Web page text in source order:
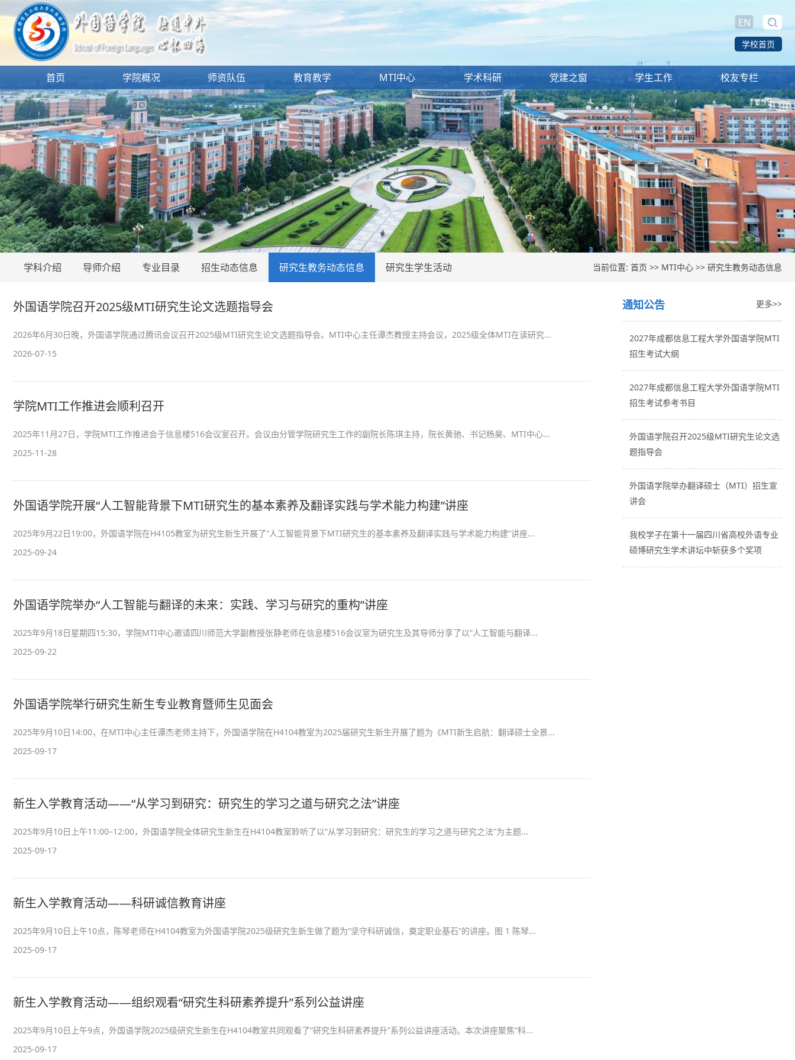
EN
学校首页
首页 学院概况 师资队伍 教育教学 MTI中心 学术科研 党建之窗 学生工作 校友专栏
学科介绍 导师介绍 专业目录 招生动态信息 研究生教务动态信息 研究生学生活动 当前位置: 首页 >> MTI中心 >> 研究生教务动态信息
外国语学院召开2025级MTI研究生论文选题指导会
2026年6月30日晚，外国语学院通过腾讯会议召开2025级MTI研究生论文选题指导会。MTI中心主任谭杰教授主持会议，2025级全体MTI在读研究...
2026-07-15
学院MTI工作推进会顺利召开
2025年11月27日，学院MTI工作推进会于信息楼516会议室召开。会议由分管学院研究生工作的副院长陈琪主持，院长黄驰、书记杨昊、MTI中心...
2025-11-28
外国语学院开展“人工智能背景下MTI研究生的基本素养及翻译实践与学术能力构建”讲座
2025年9月22日19:00，外国语学院在H4105教室为研究生新生开展了“人工智能背景下MTI研究生的基本素养及翻译实践与学术能力构建”讲座...
2025-09-24
外国语学院举办“人工智能与翻译的未来：实践、学习与研究的重构”讲座
2025年9月18日星期四15:30，学院MTI中心邀请四川师范大学副教授张静老师在信息楼516会议室为研究生及其导师分享了以“人工智能与翻译...
2025-09-22
外国语学院举行研究生新生专业教育暨师生见面会
2025年9月10日14:00，在MTI中心主任谭杰老师主持下，外国语学院在H4104教室为2025届研究生新生开展了题为《MTI新生启航：翻译硕士全景...
2025-09-17
新生入学教育活动——“从学习到研究：研究生的学习之道与研究之法”讲座
2025年9月10日上午11:00–12:00，外国语学院全体研究生新生在H4104教室聆听了以“从学习到研究：研究生的学习之道与研究之法”为主题...
2025-09-17
新生入学教育活动——科研诚信教育讲座
2025年9月10日上午10点，陈琴老师在H4104教室为外国语学院2025级研究生新生做了题为“坚守科研诚信，奠定职业基石”的讲座。图 1 陈琴...
2025-09-17
新生入学教育活动——组织观看“研究生科研素养提升”系列公益讲座
2025年9月10日上午9点，外国语学院2025级研究生新生在H4104教室共同观看了“研究生科研素养提升”系列公益讲座活动。本次讲座聚焦“科...
2025-09-17
通知公告 更多>>
2027年成都信息工程大学外国语学院MTI
招生考试大纲
2027年成都信息工程大学外国语学院MTI
招生考试参考书目
外国语学院召开2025级MTI研究生论文选
题指导会
外国语学院举办翻译硕士（MTI）招生宣
讲会
我校学子在第十一届四川省高校外语专业
硕博研究生学术讲坛中斩获多个奖项